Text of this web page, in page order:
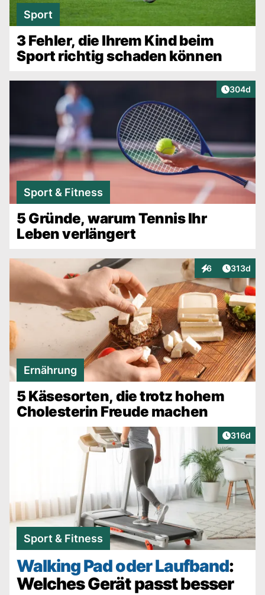
Sport
3 Fehler, die Ihrem Kind beim
Sport richtig schaden können
Artikel
304d
Sport & Fitness
5 Gründe, warum Tennis Ihr
Leben verlängert
6
Interaktionen
Artikel
313d
Ernährung
5 Käsesorten, die trotz hohem
Cholesterin Freude machen
Artikel
316d
Sport & Fitness
Walking Pad oder Laufband:
Welches Gerät passt besser